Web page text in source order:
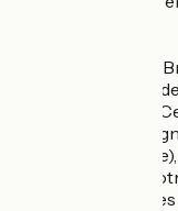
Les Vignerons du
produire des vins
l'environnement.
culture de leurs
pour préserver
Une originalité :